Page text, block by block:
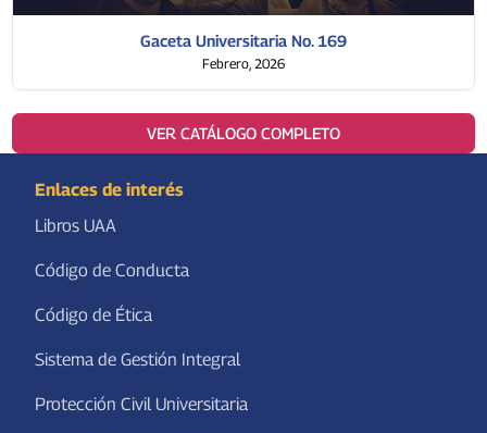
Gaceta Universitaria No. 169
Febrero, 2026
VER CATÁLOGO COMPLETO
Enlaces de interés
Libros UAA
Código de Conducta
Código de Ética
Sistema de Gestión Integral
Protección Civil Universitaria